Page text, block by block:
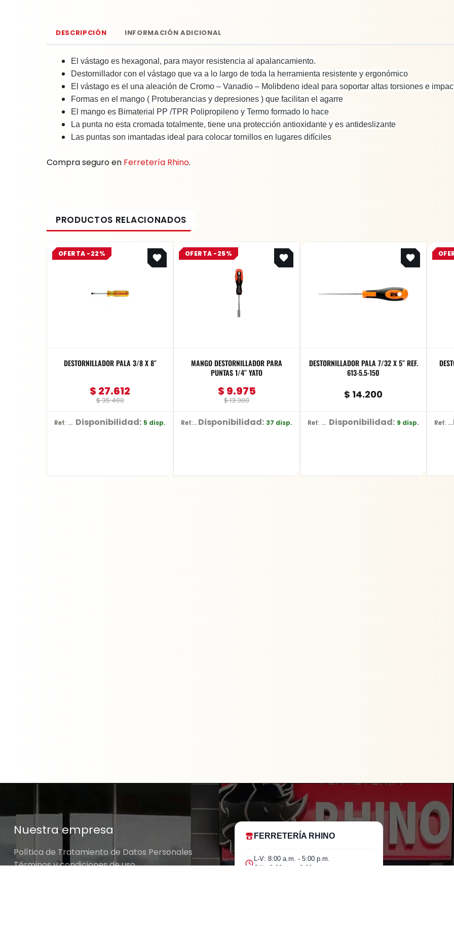
DESCRIPCIÓN INFORMACIÓN ADICIONAL
El vástago es hexagonal, para mayor resistencia al apalancamiento.
Destornillador con el vástago que va a lo largo de toda la herramienta resistente y ergonómico
El vástago es el una aleación de Cromo – Vanadio – Molibdeno ideal para soportar altas torsiones e
Formas en el mango ( Protuberancias y depresiones ) que facilitan el agarre
El mango es Bimaterial PP /TPR Polipropileno y Termo formado lo hace
La punta no esta cromada totalmente, tiene una protección antioxidante y es antideslizante
Las puntas son imantadas ideal para colocar tornillos en lugares difíciles
Compra seguro en Ferretería Rhino.
OFERTA -22%
DESTORNILLADOR PALA 3/8 X 8″
$35.400
Original
price
$ 27.612
Current
price
Ref: 69123B Disponibilidad: 5 disp.
OFERTA -25%
MANGO DESTORNILLADOR PARA
PUNTAS 1/4″ YATO
$13.300
Original
price
was:
$ 13.300.
$ 9.975
Current
price
is:
$ 9.975.
Ref: YT-27975Disponibilidad: 37 disp.
DESTORNILLADOR PALA 7/32 X 5″ REF.
613-5.5-150
$ 14.200
Ref: 613-5.5-150 Disponibilidad: 9 disp. Ref: 69146B
Nuestra empresa
Política de Tratamiento de Datos Personales
Términos y condiciones de uso
FERRETERÍA RHINO
L-V: 8:00 a.m. - 5:00 p.m.
Sáb: 9:00 am - 2:00 pm